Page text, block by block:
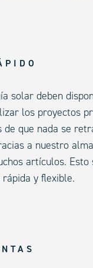
solar deben
los proyectos
de que nada se
a nuestro
artículos. Esto
y flexible.